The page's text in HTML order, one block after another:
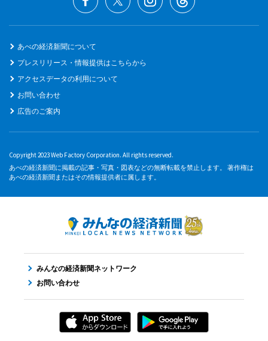
あべの経済新聞について
プレスリリース・情報提供はこちらから
アクセスデータの利用について
お問い合わせ
広告のご案内
Copyright 2023 Web Factory Corporation. All rights reserved.
あべの経済新聞に掲載の記事・写真・図表などの無断転載を禁止します。 著作権は
あべの経済新聞またはその情報提供者に属します。
みんなの経済新聞ネットワーク
お問い合わせ